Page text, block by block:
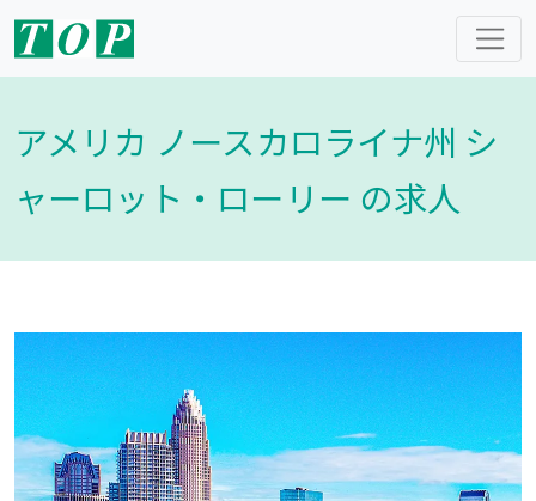
アメリカ ノースカロライナ州 シ
ャーロット・ローリー の求人